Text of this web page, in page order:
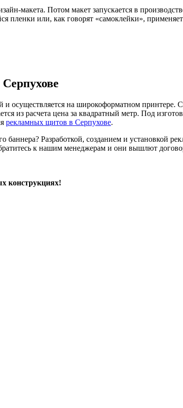
макета. Потом макет запускается в
пленки или, как говорят «самоклейки»,
осуществляется на широкоформатном принтере.
из расчета цена за квадратный метр. Под
рекламных щитов в Серпухове.
баннера? Разработкой, созданием и установкой
к нашим менеджерам и они вышлют
конструкциях!